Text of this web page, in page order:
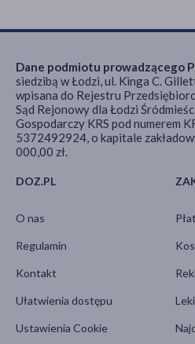
DOZ.PL
O nas
Regulamin
Kontakt
Ułatwienia dostępu
Ustawienia Cookie
Dane podmiotu prowadzącego
siedzibą w Łodzi, ul. Kinga C.
wpisana do Rejestru
Sąd Rejonowy dla Łodzi
Gospodarczy KRS pod numerem
5372492924, o kapitale
000,00 zł.